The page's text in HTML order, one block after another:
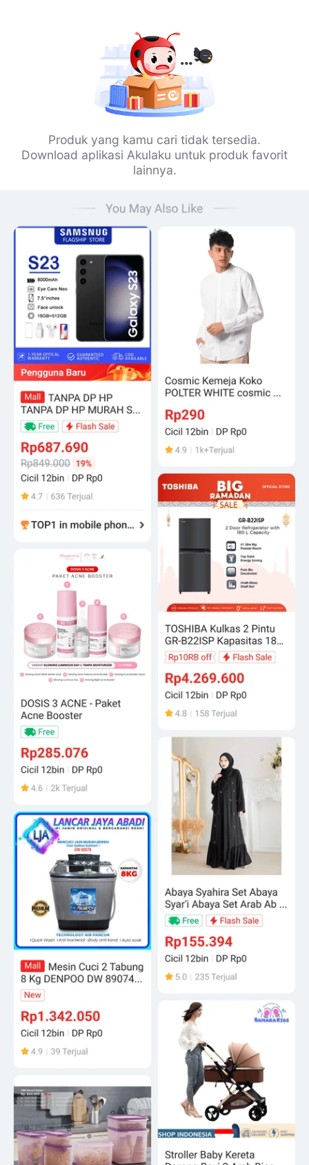
Produk yang kamu cari tidak tersedia.
Download aplikasi Akulaku untuk produk favorit
lainnya.